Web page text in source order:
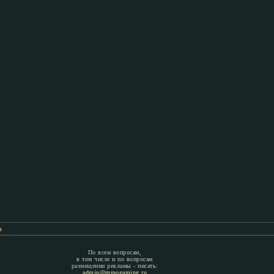
По всем вопросам,
в том числе и по вопросам
размещении рекламы - писать:
admin@mmogaming.ru